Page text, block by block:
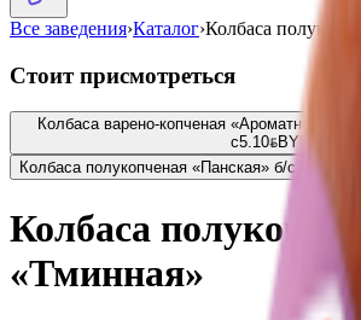
Все заведения›Каталог›Колбаса
Стоит присмотреться
Колбаса варено-копченая «Ароматная с
с5.10BYNBYN
Колбаса полукопченая «Панская» б/с 3.20
Колбаса
«Тминная»